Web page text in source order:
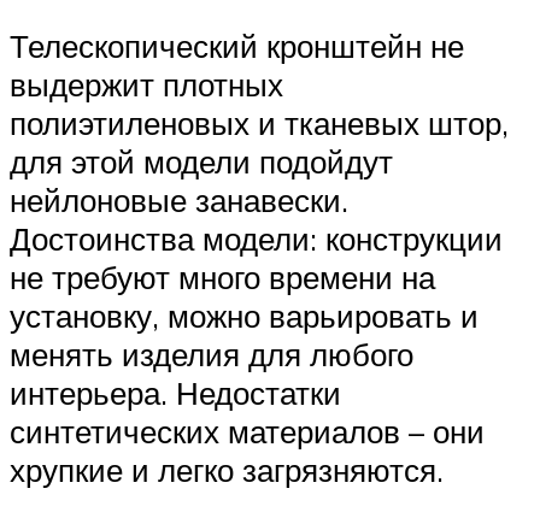
Телескопический кронштейн не
выдержит плотных
полиэтиленовых и тканевых штор,
для этой модели подойдут
нейлоновые занавески.
Достоинства модели: конструкции
не требуют много времени на
установку, можно варьировать и
менять изделия для любого
интерьера. Недостатки
синтетических материалов – они
хрупкие и легко загрязняются.